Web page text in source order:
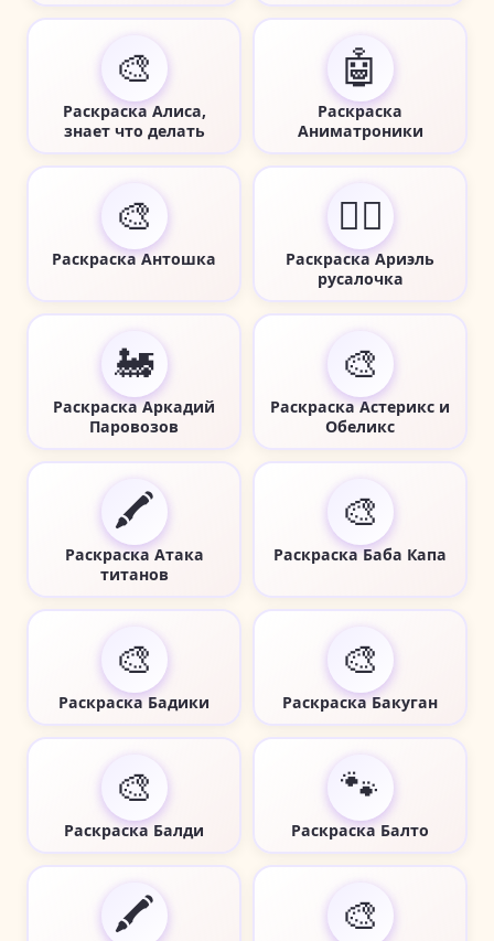
🎨
Раскраска Алиса,
знает что делать
🤖
Раскраска
Аниматроники
🎨
Раскраска Антошка
🧜‍♀️
Раскраска Ариэль
русалочка
🚂
Раскраска Аркадий
Паровозов
🎨
Раскраска Астерикс и
Обеликс
🖍️
Раскраска Атака
титанов
🎨
Раскраска Баба Капа
🎨
Раскраска Бадики
🎨
Раскраска Бакуган
🎨
Раскраска Балди
🐾
Раскраска Балто
🖍️ 🎨